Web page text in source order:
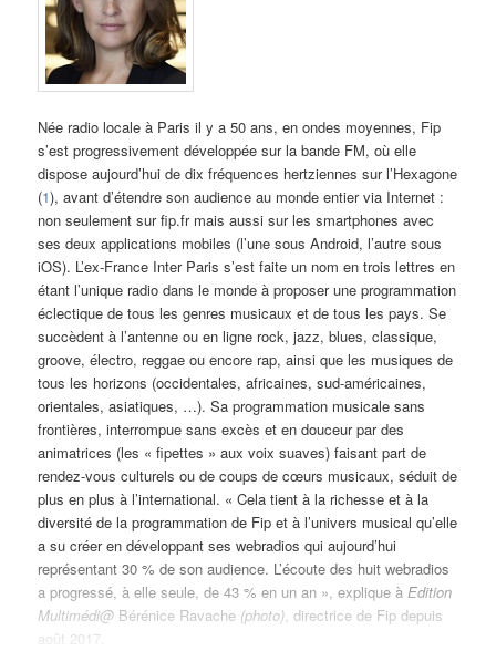
Née radio locale à Paris il y a 50 ans, en ondes moyennes, Fip
s’est progressivement développée sur la bande FM, où elle
dispose aujourd’hui de dix fréquences hertziennes sur l’Hexagone
(1), avant d’étendre son audience au monde entier via Internet :
non seulement sur fip.fr mais aussi sur les smartphones avec
ses deux applications mobiles (l’une sous Android, l’autre sous
iOS). L’ex-France Inter Paris s’est faite un nom en trois lettres en
étant l’unique radio dans le monde à proposer une programmation
éclectique de tous les genres musicaux et de tous les pays. Se
succèdent à l’antenne ou en ligne rock, jazz, blues, classique,
groove, électro, reggae ou encore rap, ainsi que les musiques de
tous les horizons (occidentales, africaines, sud-américaines,
orientales, asiatiques, …). Sa programmation musicale sans
frontières, interrompue sans excès et en douceur par des
animatrices (les « fipettes » aux voix suaves) faisant part de
rendez-vous culturels ou de coups de cœurs musicaux, séduit de
plus en plus à l’international. « Cela tient à la richesse et à la
diversité de la programmation de Fip et à l’univers musical qu’elle
a su créer en développant ses webradios qui aujourd’hui
représentant 30 % de son audience. L’écoute des huit webradios
a progressé, à elle seule, de 43 % en un an », explique àEdition
Multimédi@ Bérénice Ravache (photo), directrice de Fip depuis
août 2017.